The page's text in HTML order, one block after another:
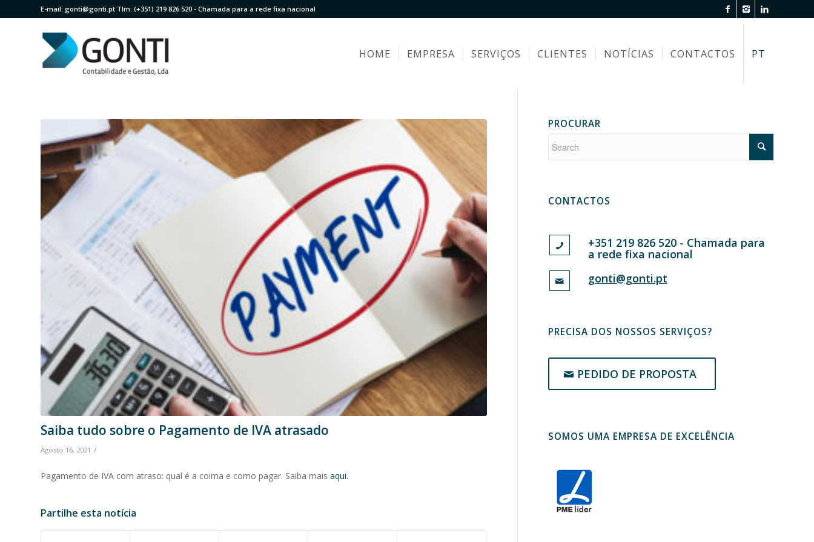
E-mail: gonti@gonti.pt Tlm: (+351) 219 826 520 - Chamada para a rede fixa nacional
HOME EMPRESA SERVIÇOS CLIENTES NOTÍCIAS CONTACTOS PT
Saiba tudo sobre o Pagamento de IVA atrasado
Agosto 16, 2021 /
Pagamento de IVA com atraso: qual é a coima e como pagar. Saiba mais aqui.
Partilhe esta notícia
PROCURAR
CONTACTOS
+351 219 826 520 - Chamada para
a rede fixa nacional
gonti@gonti.pt
PRECISA DOS NOSSOS SERVIÇOS?
PEDIDO DE PROPOSTA
SOMOS UMA EMPRESA DE EXCELÊNCIA